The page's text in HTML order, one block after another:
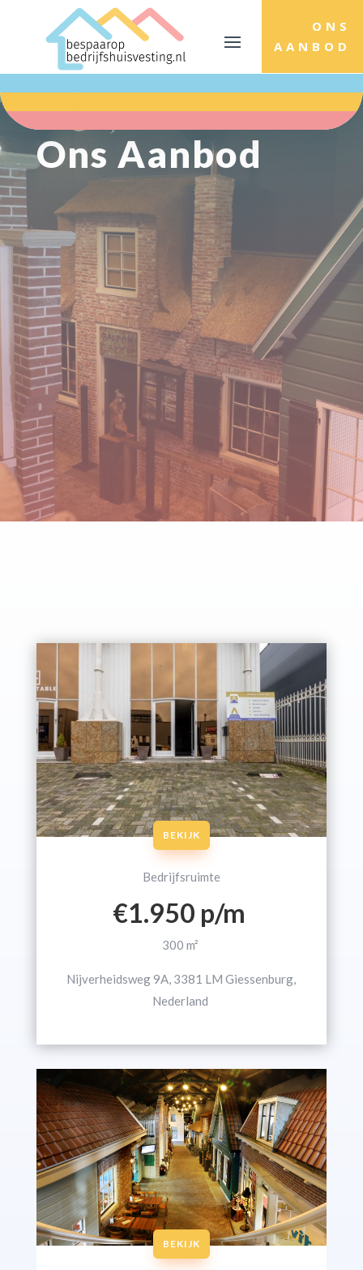
ONS
AANBOD
Your content goes here. Edit or remove this
Your content goes here. Edit or remove this
Ons Aanbod
BEKIJK
Bedrijfsruimte
€1.950 p/m
300 m²
Nijverheidsweg 9A, 3381 LM Giessenburg,
Nederland
BEKIJK